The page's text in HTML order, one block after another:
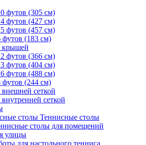
футов (305 см)
футов (427 см)
футов (457 см)
футов (183 см)
крышей
футов (366 см)
футов (404 см)
футов (488 см)
футов (244 см)
внешней сеткой
сеткой
Теннисные столы
столы для помещений
улицы
для настольного тенниса